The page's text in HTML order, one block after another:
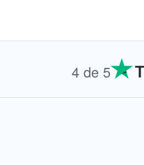
4 de 5